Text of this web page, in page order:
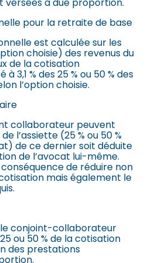
pour la retraite de base
est calculée sur les
choisie) des revenus du
de la cotisation
3,1 % des 25 % ou 50 % des
l’option choisie.
collaborateur peuvent
l’assiette (25 % ou 50 %
de ce dernier soit déduite
de l’avocat lui-même.
de réduire non
mais également le
conjoint-collaborateur
ou 50 % de la cotisation
des prestations